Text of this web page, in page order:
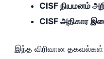
CISF நியமனம்
CISF அதிகார
இந்த விரிவான தகவல்கள்